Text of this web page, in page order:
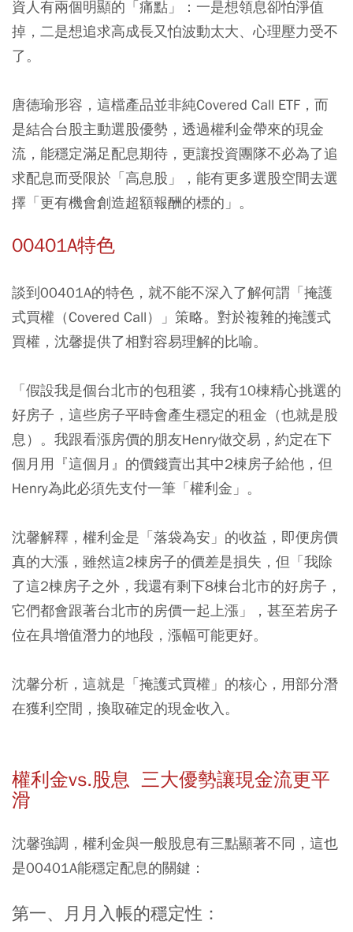
資人有兩個明顯的「痛點」：一是想領息卻怕淨值
掉，二是想追求高成長又怕波動太大、心理壓力受不
了。
唐德瑜形容，這檔產品並非純Covered Call ETF，而
是結合台股主動選股優勢，透過權利金帶來的現金
流，能穩定滿足配息期待，更讓投資團隊不必為了追
求配息而受限於「高息股」，能有更多選股空間去選
擇「更有機會創造超額報酬的標的」。
00401A特色
談到00401A的特色，就不能不深入了解何謂「掩護
式買權（Covered Call）」策略。對於複雜的掩護式
買權，沈馨提供了相對容易理解的比喻。
「假設我是個台北市的包租婆，我有10棟精心挑選的
好房子，這些房子平時會產生穩定的租金（也就是股
息）。我跟看漲房價的朋友Henry做交易，約定在下
個月用『這個月』的價錢賣出其中2棟房子給他，但
Henry為此必須先支付一筆「權利金」。
沈馨解釋，權利金是「落袋為安」的收益，即便房價
真的大漲，雖然這2棟房子的價差是損失，但「我除
了這2棟房子之外，我還有剩下8棟台北市的好房子，
它們都會跟著台北市的房價一起上漲」，甚至若房子
位在具增值潛力的地段，漲幅可能更好。
沈馨分析，這就是「掩護式買權」的核心，用部分潛
在獲利空間，換取確定的現金收入。
權利金vs.股息 三大優勢讓現金流更平
滑
沈馨強調，權利金與一般股息有三點顯著不同，這也
是00401A能穩定配息的關鍵：
第一、月月入帳的穩定性：